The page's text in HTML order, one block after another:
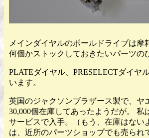
メインダイヤルのボールドライブは摩
何個かストックしておきたいパーツの
PLATEダイヤル、PRESELECTダイヤ
います。
英国のジャクソンブラザース製で、ヤ
30,000個在庫してあったようだが。 私
サービスで入手。（もう、在庫はない
は、近所のパーツショップでも売られ